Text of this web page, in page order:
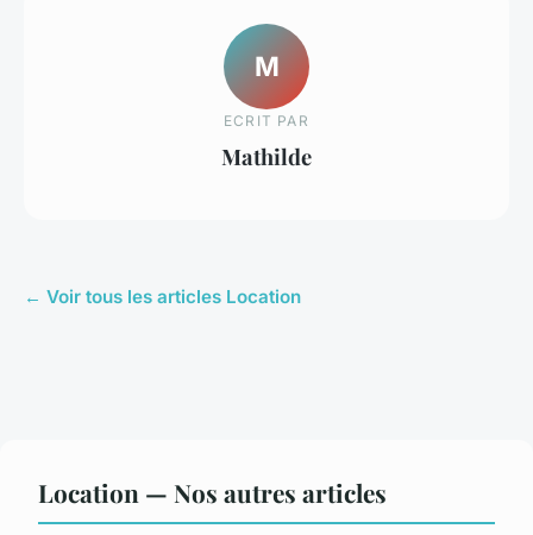
M
ECRIT PAR
Mathilde
← Voir tous les articles Location
Location — Nos autres articles